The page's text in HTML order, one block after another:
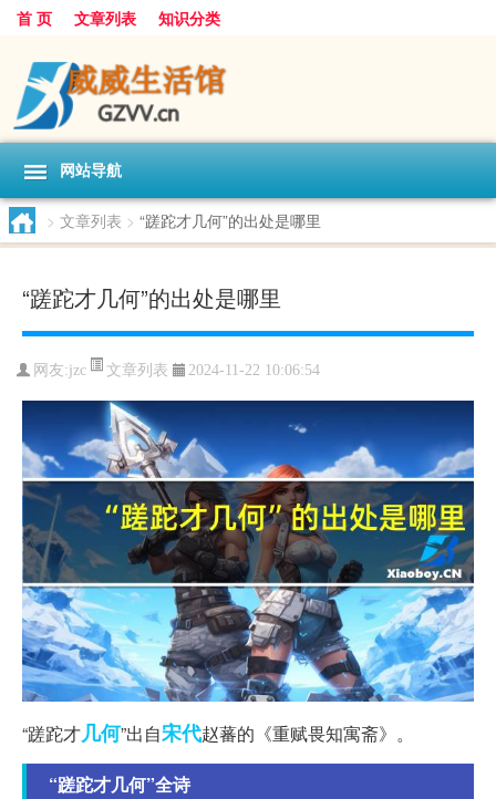
首 页 文章列表 知识分类
网站导航
> 文章列表 > “蹉跎才几何”的出处是哪里
“蹉跎才几何”的出处是哪里
网友:jzc 文章列表 2024-11-22 10:06:54
“蹉跎才几何”出自宋代赵蕃的《重赋畏知寓斋》。
“蹉跎才几何”全诗